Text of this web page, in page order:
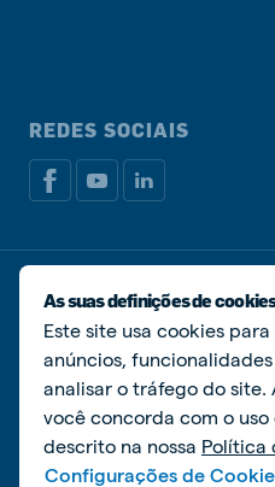
REDES SOCIAIS
Política de privacidade
Livro de Reclamações
© De Heus Nutrição Animal
As suas definições de
Este site usa cookies
anúncios,
analisar o tráfego do site.
você concorda com o
descrito na nossa Política
Configurações de